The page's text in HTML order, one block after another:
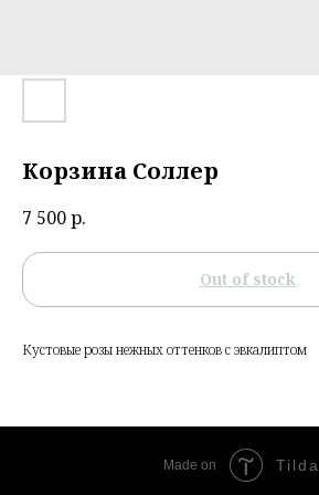
Корзина Соллер
7 500р.
Out of stock
Кустовые розы нежных оттенков с эвкалиптом
Made on Tilda